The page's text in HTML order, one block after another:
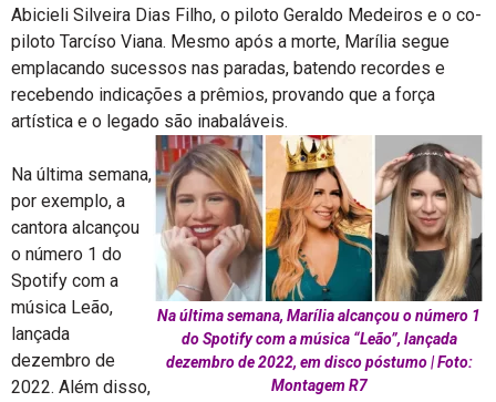
Abicieli Silveira Dias Filho, o piloto Geraldo Medeiros e o co-
piloto Tarcíso Viana. Mesmo após a morte, Marília segue
emplacando sucessos nas paradas, batendo recordes e
recebendo indicações a prêmios, provando que a força
artística e o legado são inabaláveis.
Na última semana, Marília alcançou o número 1
do Spotify com a música “Leão”, lançada
dezembro de 2022, em disco póstumo | Foto:
Montagem R7
Na última semana,
por exemplo, a
cantora alcançou
o número 1 do
Spotify com a
música Leão,
lançada
dezembro de
2022. Além disso,